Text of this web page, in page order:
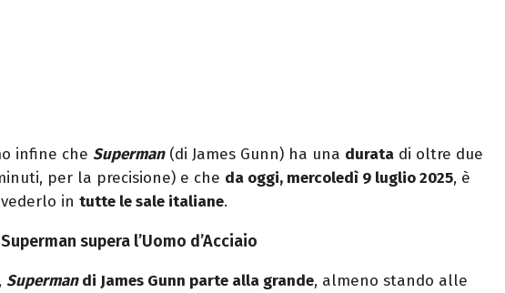
infine che Superman(di James Gunn) ha una durata di oltre due
per la precisione) e che da oggi, mercoledì 9 luglio 2025, è
in tutte le sale italiane.
Superman supera l’Uomo d’Acciaio
Supermandi James Gunn parte alla grande, almeno stando alle